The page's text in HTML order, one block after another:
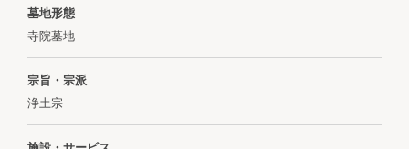
墓地形態
寺院墓地
宗旨・宗派
浄土宗